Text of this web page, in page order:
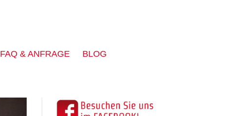
FAQ & ANFRAGE BLOG